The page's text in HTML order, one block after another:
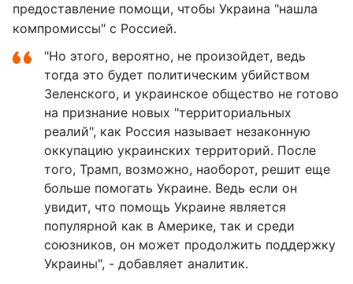
предоставление помощи, чтобы Украина "нашла
компромиссы" с Россией.
"Но этого, вероятно, не произойдет, ведь
тогда это будет политическим убийством
Зеленского, и украинское общество не готово
на признание новых "территориальных
реалий", как Россия называет незаконную
оккупацию украинских территорий. После
того, Трамп, возможно, наоборот, решит еще
больше помогать Украине. Ведь если он
увидит, что помощь Украине является
популярной как в Америке, так и среди
союзников, он может продолжить поддержку
Украины", - добавляет аналитик.